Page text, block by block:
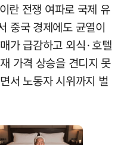
란 전쟁 여파로 국제 유
중국 경제에도 균열이
가 급감하고 외식·호텔
가격 상승을 견디지 못
서 노동자 시위까지 벌